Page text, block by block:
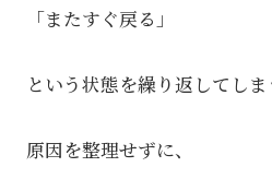
「またすぐ戻る」
という状態を繰り返してしま
原因を整理せずに、